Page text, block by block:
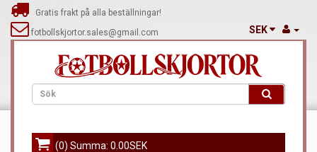
Gratis frakt på alla beställningar!
fotbollskjortor.sales@gmail.com
SEK
(0) Summa: 0.00SEK